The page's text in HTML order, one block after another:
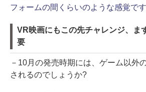
フォームの間くらいのような感覚です
VR映画にもこの先チャレンジ、ま
要
－10月の発売時期には、ゲーム以外
されるのでしょうか?